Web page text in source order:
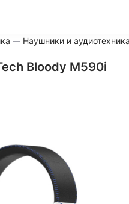
Наушники и
Bloody M590i